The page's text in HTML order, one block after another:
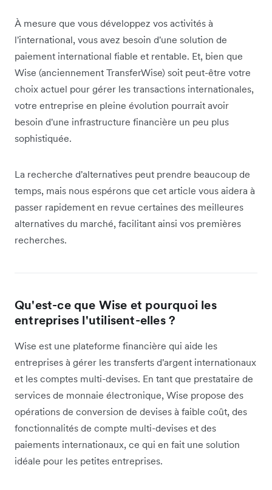
À mesure que vous développez vos activités à
l'international, vous avez besoin d'une solution de
paiement international fiable et rentable. Et, bien que
Wise (anciennement TransferWise) soit peut-être votre
choix actuel pour gérer les transactions internationales,
votre entreprise en pleine évolution pourrait avoir
besoin d'une infrastructure financière un peu plus
sophistiquée.
La recherche d'alternatives peut prendre beaucoup de
temps, mais nous espérons que cet article vous aidera à
passer rapidement en revue certaines des meilleures
alternatives du marché, facilitant ainsi vos premières
recherches.
Qu'est-ce que Wise et pourquoi les
entreprises l'utilisent-elles ?
Wise est une plateforme financière qui aide les
entreprises à gérer les transferts d'argent internationaux
et les comptes multi-devises. En tant que prestataire de
services de monnaie électronique, Wise propose des
opérations de conversion de devises à faible coût, des
fonctionnalités de compte multi-devises et des
paiements internationaux, ce qui en fait une solution
idéale pour les petites entreprises.